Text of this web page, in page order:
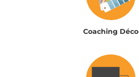
Coaching Déco